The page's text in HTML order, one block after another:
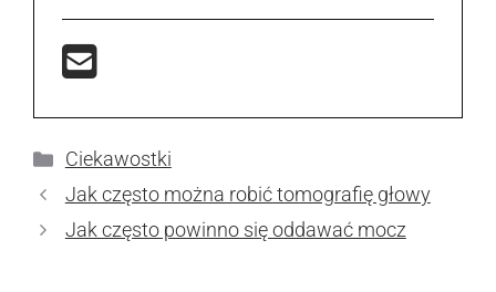
Kategorie
Ciekawostki
Jak często można robić tomografię głowy
Jak często powinno się oddawać mocz